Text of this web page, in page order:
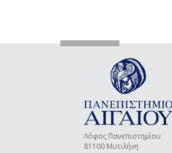
Λόφος Πανεπιστημίου
81100 Μυτιλήνη